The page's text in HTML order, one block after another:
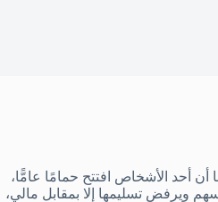
أحد الأشخاص افتتح حمامًا عامًّا،
ويرفض تسليمها إلا بمقابل مالي،